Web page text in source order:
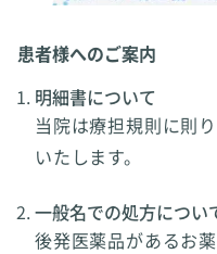
患者様へのご案内
明細書について
当院は療担規則に則
いたします。
一般名での処方につい
後発医薬品があるお